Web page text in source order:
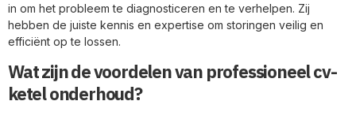
in om het probleem te diagnosticeren en te verhelpen. Zij
hebben de juiste kennis en expertise om storingen veilig en
efficiënt op te lossen.
Wat zijn de voordelen van professioneel cv-
ketel onderhoud?